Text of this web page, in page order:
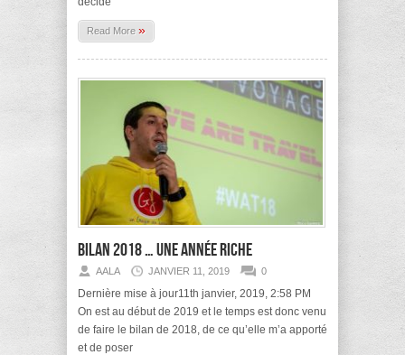
Read More »
Bilan 2018 … une année riche
AALA JANVIER 11, 2019 0
Dernière mise à jour11th janvier, 2019, 2:58 PM
On est au début de 2019 et le temps est donc venu
de faire le bilan de 2018, de ce qu’elle m’a apporté
et de poser